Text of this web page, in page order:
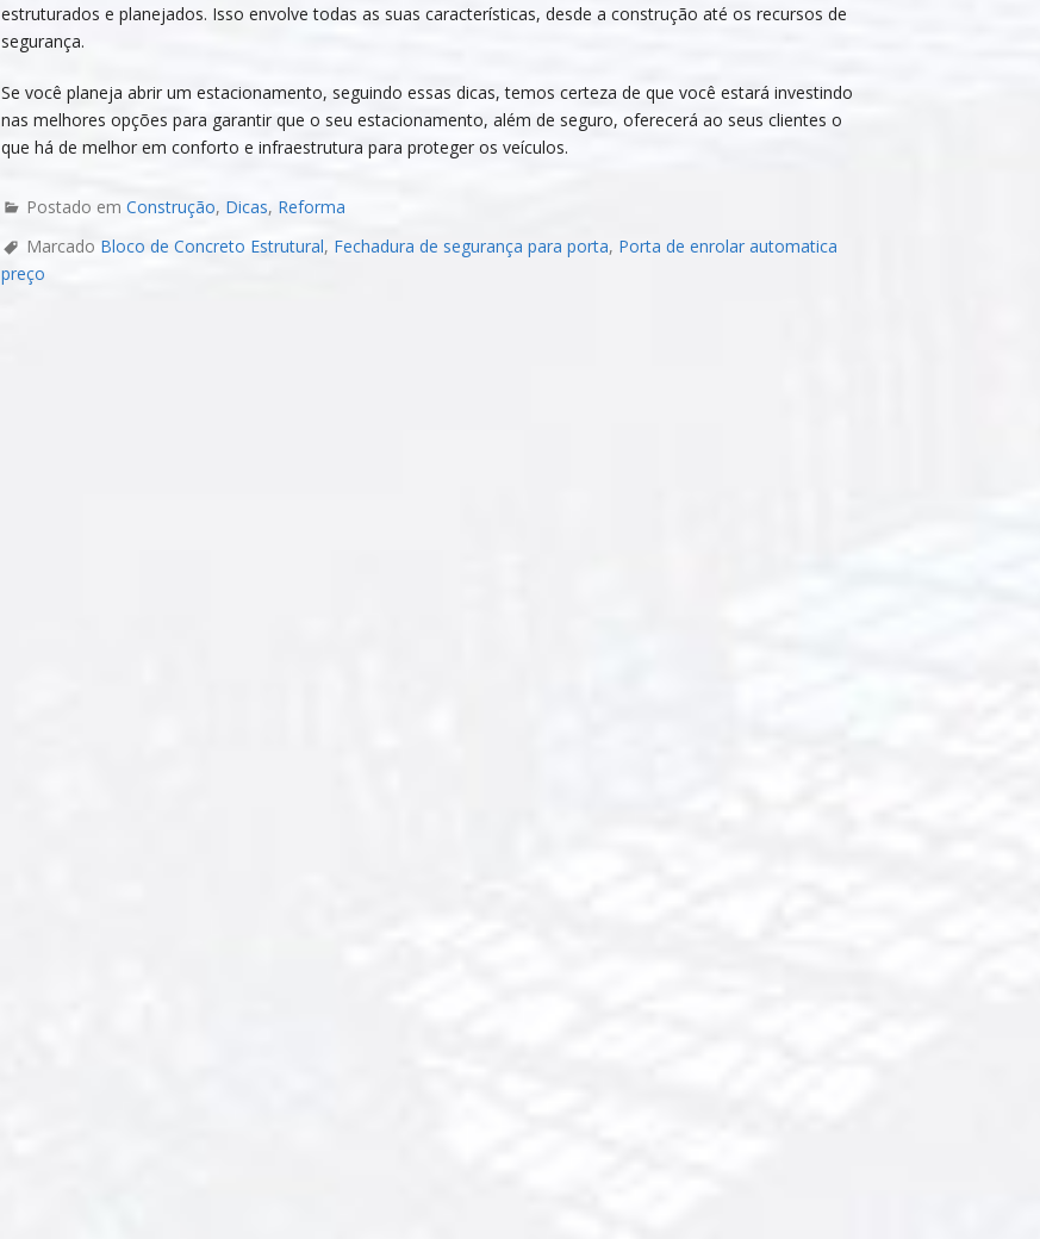
estruturados e planejados. Isso envolve todas as suas características, desde a construção até os recursos de
segurança.
Se você planeja abrir um estacionamento, seguindo essas dicas, temos certeza de que você estará investindo
nas melhores opções para garantir que o seu estacionamento, além de seguro, oferecerá ao seus clientes o
que há de melhor em conforto e infraestrutura para proteger os veículos.
Postado em Construção, Dicas, Reforma
Marcado Bloco de Concreto Estrutural, Fechadura de segurança para porta, Porta de enrolar automatica
preço